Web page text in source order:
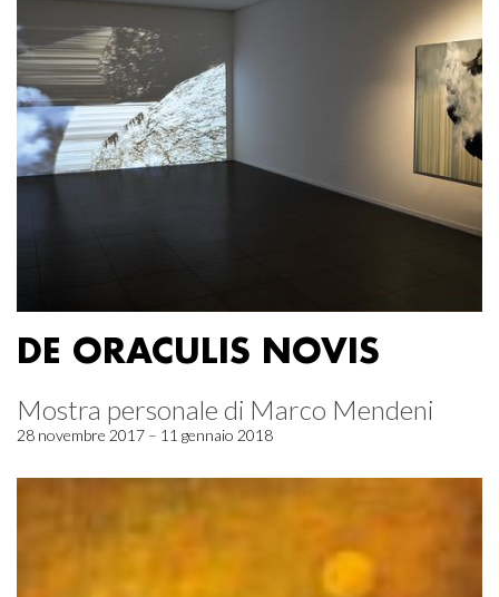
DE ORACULIS NOVIS
Mostra personale di Marco Mendeni
28 novembre 2017 – 11 gennaio 2018